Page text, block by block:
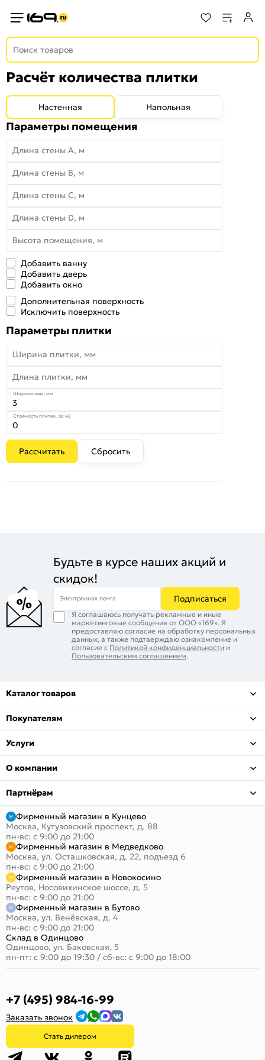
Расчёт количества плитки
Настенная Напольная
Параметры помещения
Длина стены А, м
Длина стены B, м
Длина стены C, м
Длина стены D, м
Высота помещения, м
Добавить ванну
Добавить дверь
Добавить окно
Дополнительная поверхность
Исключить поверхность
Параметры плитки
Ширина плитки, мм
Длина плитки, мм
Ширина шва, мм
Стоимость плитки, за м2
Рассчитать Сбросить
Будьте в курсе наших акций и
скидок!
Электронная почта Подписаться
Я соглашаюсь получать рекламные и иные
маркетинговые сообщения от ООО «169». Я
предоставляю согласие на обработку персональных
данных, а также подтверждаю ознакомление и
согласие с Политикой конфиденциальности и
Пользовательским соглашением.
Каталог товаров
Покупателям
Услуги
О компании
Партнёрам
Фирменный магазин в Кунцево
Москва, Кутузовский проспект, д. 88
пн-вс: с 9:00 до 21:00
Фирменный магазин в Медведково
Москва, ул. Осташковская, д. 22, подъезд 6
пн-вс: с 9:00 до 21:00
Фирменный магазин в Новокосино
Реутов, Носовихинское шоссе, д. 5
пн-вс: с 9:00 до 21:00
Фирменный магазин в Бутово
Москва, ул. Венёвская, д. 4
пн-вс: с 9:00 до 21:00
Склад в Одинцово
Одинцово, ул. Баковская, 5
пн-пт: с 9:00 до 19:30 / сб-вс: с 9:00 до 18:00
+7 (495) 984-16-99
Заказать звонок
Стать дилером